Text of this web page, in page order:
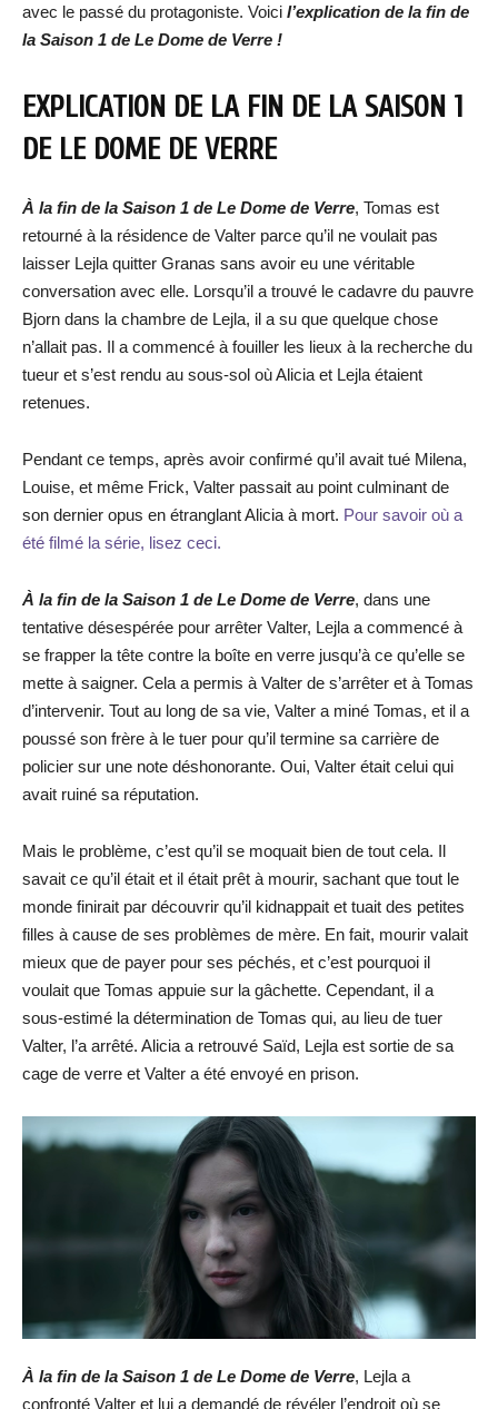
avec le passé du protagoniste. Voici l’explication de la fin de
la Saison 1 de Le Dome de Verre !
EXPLICATION DE LA FIN DE LA SAISON 1
DE LE DOME DE VERRE
À la fin de la Saison 1 de Le Dome de Verre, Tomas est
retourné à la résidence de Valter parce qu’il ne voulait pas
laisser Lejla quitter Granas sans avoir eu une véritable
conversation avec elle. Lorsqu’il a trouvé le cadavre du pauvre
Bjorn dans la chambre de Lejla, il a su que quelque chose
n’allait pas. Il a commencé à fouiller les lieux à la recherche du
tueur et s’est rendu au sous-sol où Alicia et Lejla étaient
retenues.
Pendant ce temps, après avoir confirmé qu’il avait tué Milena,
Louise, et même Frick, Valter passait au point culminant de
son dernier opus en étranglant Alicia à mort. Pour savoir où a
été filmé la série, lisez ceci.
À la fin de la Saison 1 de Le Dome de Verre, dans une
tentative désespérée pour arrêter Valter, Lejla a commencé à
se frapper la tête contre la boîte en verre jusqu’à ce qu’elle se
mette à saigner. Cela a permis à Valter de s’arrêter et à Tomas
d’intervenir. Tout au long de sa vie, Valter a miné Tomas, et il a
poussé son frère à le tuer pour qu’il termine sa carrière de
policier sur une note déshonorante. Oui, Valter était celui qui
avait ruiné sa réputation.
Mais le problème, c’est qu’il se moquait bien de tout cela. Il
savait ce qu’il était et il était prêt à mourir, sachant que tout le
monde finirait par découvrir qu’il kidnappait et tuait des petites
filles à cause de ses problèmes de mère. En fait, mourir valait
mieux que de payer pour ses péchés, et c’est pourquoi il
voulait que Tomas appuie sur la gâchette. Cependant, il a
sous-estimé la détermination de Tomas qui, au lieu de tuer
Valter, l’a arrêté. Alicia a retrouvé Saïd, Lejla est sortie de sa
cage de verre et Valter a été envoyé en prison.
À la fin de la Saison 1 de Le Dome de Verre, Lejla a
confronté Valter et lui a demandé de révéler l’endroit où se